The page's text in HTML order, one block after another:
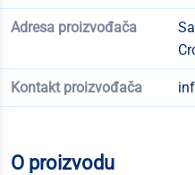
Adresa proizvođača
Kontakt proizvođača
O proizvodu